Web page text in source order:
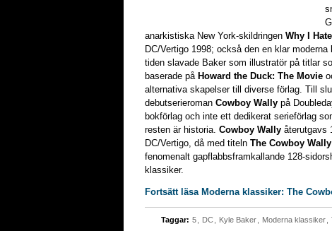
anarkistiska New York-skildringen Why I
DC/Vertigo 1998; också den en klar
tiden slavade Baker som illustratör på titlar
baserade på Howard the Duck: The Movie
alternativa skapelser till diverse förlag. Till
debutserieroman Cowboy Wally på
bokförlag och inte ett dedikerat serieförlag
resten är historia. Cowboy Wally återutgavs
DC/Vertigo, då med titeln The Cowboy
fenomenalt gapflabbsframkallande 128-
klassiker.
Fortsätt läsa Moderna klassiker: The
Taggar: 5 DC Kyle Baker Moderna klassiker